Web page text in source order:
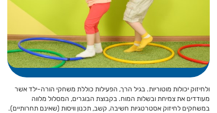
ולחיזוק יכולות מוטוריות. בגיל הרך, הפעילות כוללת משחקי הורה-ילד אשר
מעודדים את צמיחת ובשלות המוח. בקבוצת הבוגרים, המסלול מלווה
במשחקים לחיזוק אסטרטגיות חשיבה, קשב, תכנון וויסות (שאינם תחרותיים).